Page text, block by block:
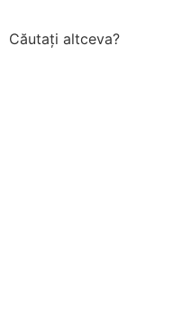
Căutați altceva?